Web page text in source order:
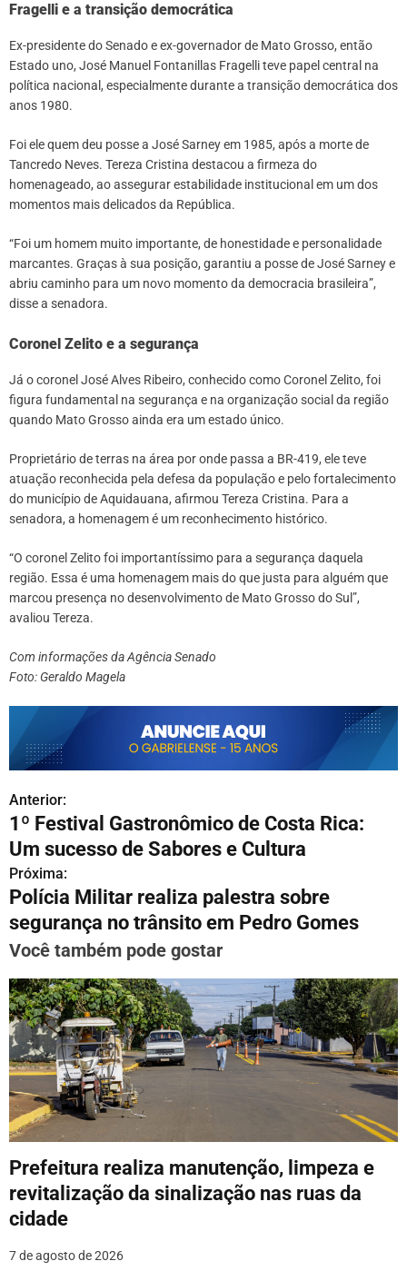
Fragelli e a transição democrática
Ex-presidente do Senado e ex-governador de Mato Grosso, então
Estado uno, José Manuel Fontanillas Fragelli teve papel central na
política nacional, especialmente durante a transição democrática dos
anos 1980.
Foi ele quem deu posse a José Sarney em 1985, após a morte de
Tancredo Neves. Tereza Cristina destacou a firmeza do
homenageado, ao assegurar estabilidade institucional em um dos
momentos mais delicados da República.
“Foi um homem muito importante, de honestidade e personalidade
marcantes. Graças à sua posição, garantiu a posse de José Sarney e
abriu caminho para um novo momento da democracia brasileira”,
disse a senadora.
Coronel Zelito e a segurança
Já o coronel José Alves Ribeiro, conhecido como Coronel Zelito, foi
figura fundamental na segurança e na organização social da região
quando Mato Grosso ainda era um estado único.
Proprietário de terras na área por onde passa a BR-419, ele teve
atuação reconhecida pela defesa da população e pelo fortalecimento
do município de Aquidauana, afirmou Tereza Cristina. Para a
senadora, a homenagem é um reconhecimento histórico.
“O coronel Zelito foi importantíssimo para a segurança daquela
região. Essa é uma homenagem mais do que justa para alguém que
marcou presença no desenvolvimento de Mato Grosso do Sul”,
avaliou Tereza.
Com informações da Agência Senado
Foto: Geraldo Magela
N
a
v
e
g
a
ç
ã
o
d
e
P
o
s
Anterior:
1º Festival Gastronômico de Costa Rica:
Um sucesso de Sabores e Cultura
Próxima:
Polícia Militar realiza palestra sobre
segurança no trânsito em Pedro Gomes
Você também pode gostar
Prefeitura realiza manutenção, limpeza e
revitalização da sinalização nas ruas da
cidade
7 de agosto de 2026